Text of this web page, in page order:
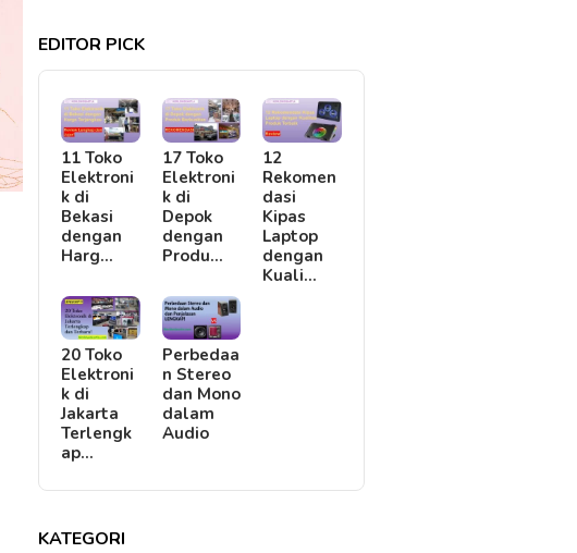
EDITOR PICK
11 Toko
Elektroni
k di
Bekasi
dengan
Harg…
17 Toko
Elektroni
k di
Depok
dengan
Produ…
12
Rekomen
dasi
Kipas
Laptop
dengan
Kuali…
20 Toko
Elektroni
k di
Jakarta
Terlengk
ap…
Perbedaa
n Stereo
dan Mono
dalam
Audio
KATEGORI